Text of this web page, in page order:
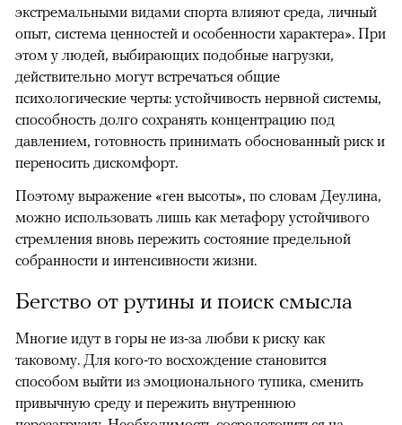
экстремальными видами спорта влияют среда, личный
опыт, система ценностей и особенности характера». При
этом у людей, выбирающих подобные нагрузки,
действительно могут встречаться общие
психологические черты: устойчивость нервной системы,
способность долго сохранять концентрацию под
давлением, готовность принимать обоснованный риск и
переносить дискомфорт.
Поэтому выражение «ген высоты», по словам Деулина,
можно использовать лишь как метафору устойчивого
стремления вновь пережить состояние предельной
собранности и интенсивности жизни.
Бегство от рутины и поиск смысла
Многие идут в горы не из-за любви к риску как
таковому. Для кого-то восхождение становится
способом выйти из эмоционального тупика, сменить
привычную среду и пережить внутреннюю